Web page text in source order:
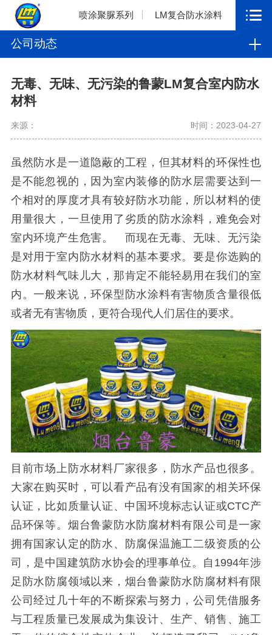
喷涂聚脲系列 LM复合防水涂料
公司动态
无毒、无味、无污染的鲁蒙LM复合室内防水
材料
来源： 时间：2023-04-27
虽然防水是一道隐蔽的工程，但其材料的环保性也
是不能忽视的，因为室内装修的防水层需要达到一
个相对的厚度才具有较好防水功能，所以材料的使
用量很大，一旦使用了劣质的防水涂料，难免会对
室内环境产生危害。 而现在无毒、无味、无污染
是对用于室内防水材料的基本要求。要是你选购的
防水材料气味儿大，那肯定不能轻易用在我们的室
内。一般来说，环保型防水涂料有害物质含量很低
或者无有害物质，更符合现代人们居住的要求。
目前市场上防水材料厂家很多，防水产品也很多。
大家在购买时，可以看产品有没有国家的相关环保
认证，比如质量认证、中国环境标志认证或CTC产
品环保等。烟台鲁蒙防水防腐材料有限公司是一家
拥有国家认定的防水、防腐保温施工二级资质的公
司，是中国建筑防水协会的理事单位。自1994年涉
足防水防腐领域以来，烟台鲁蒙防水防腐材料有限
公司经过几十年的不断探索与努力，公司凭借服务
与工程质量已发展成为集设计、生产、销售、施工